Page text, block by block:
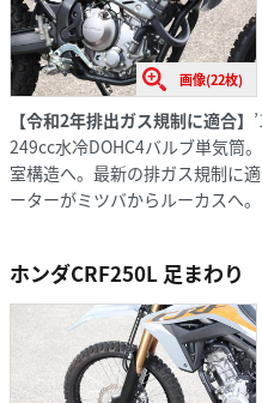
画像(22枚)
【令和2年排出ガス規制に適合】
249cc水冷DOHC4バルブ単気筒
室構造へ。最新の排ガス規制に
ーターがミツバからルーカスへ。
ホンダCRF250L 足まわり